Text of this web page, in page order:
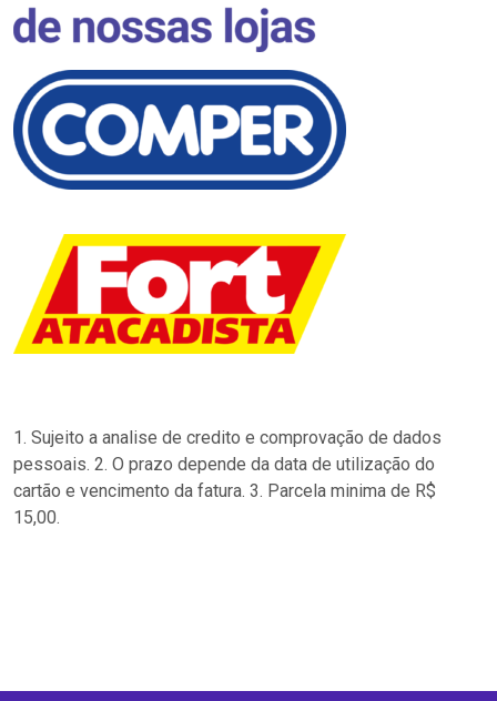
1. Sujeito a analise de credito e comprovação de dados
pessoais. 2. O prazo depende da data de utilização do
cartão e vencimento da fatura. 3. Parcela minima de R$
15,00.